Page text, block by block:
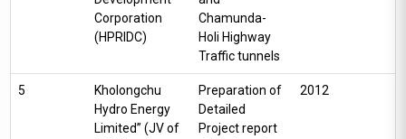
Corporation
(HPRIDC)
Chamunda-
Holi Highway
Traffic tunnels
5
Kholongchu
Hydro Energy
Limited” (JV of
Preparation of
Detailed
Project report
2012